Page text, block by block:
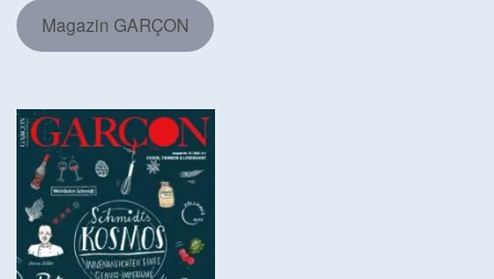
Magazin GARÇON